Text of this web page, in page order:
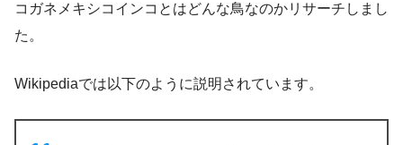
コガネメキシコインコとはどんな鳥なのかリサーチしまし
た。
Wikipediaでは以下のように説明されています。